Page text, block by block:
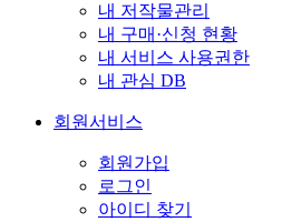
내 저작물관리
내 구매·신청 현황
내 서비스 사용권한
내 관심 DB
회원서비스
회원가입
로그인
아이디 찾기